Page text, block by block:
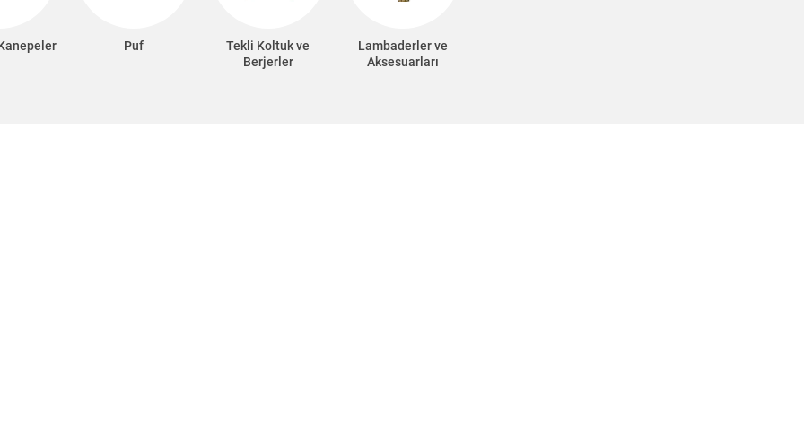
Puf
Tekli Koltuk ve
Berjerler
Lambaderler ve
Aksesuarları